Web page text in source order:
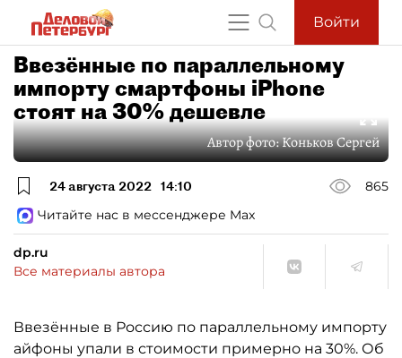
Войти
Ввезённые по параллельному
импорту смартфоны iPhone
стоят на 30% дешевле
Автор фото:Коньков Сергей
24 августа 2022 14:10
865
Читайте нас в мессенджере Max
dp.ru
Все материалы автора
Ввезённые в Россию по параллельному импорту
айфоны упали в стоимости примерно на 30%. Об